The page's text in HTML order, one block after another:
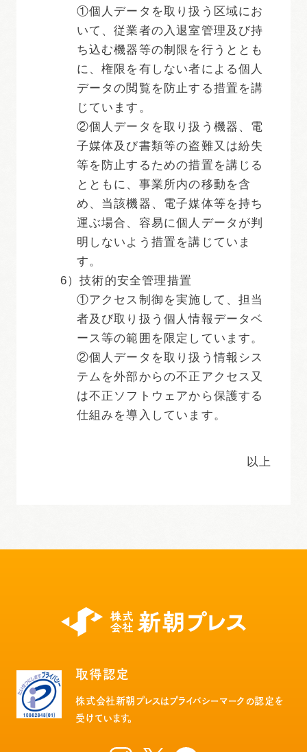
①個人データを取り扱う区域にお
いて、従業者の入退室管理及び持
ち込む機器等の制限を行うととも
に、権限を有しない者による個人
データの閲覧を防止する措置を講
じています。
②個人データを取り扱う機器、電
子媒体及び書類等の盗難又は紛失
等を防止するための措置を講じる
とともに、事業所内の移動を含
め、当該機器、電子媒体等を持ち
運ぶ場合、容易に個人データが判
明しないよう措置を講じていま
す。
6）技術的安全管理措置
①アクセス制御を実施して、担当
者及び取り扱う個人情報データベ
ース等の範囲を限定しています。
②個人データを取り扱う情報シス
テムを外部からの不正アクセス又
は不正ソフトウェアから保護する
仕組みを導入しています。
以上
取得認定
株式会社新朝プレスはプライバシーマークの認定を
受けています。